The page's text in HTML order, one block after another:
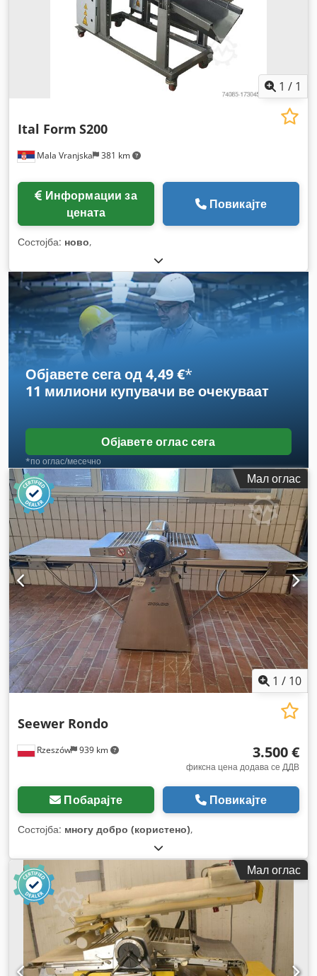
1 / 1
Mala Vranjska 381 km
Ital Form S200
цената
Повикајте
Состојба: ново,
Објавете сега од 4,49 €*
11 милиони купувачи ве очекуваат
Објавете оглас сега
*по оглас/месечно
Мал оглас
1 / 10
Rzeszów 939 km
Seewer Rondo
3.500 €
фиксна цена додава се ДДВ
Побарајте Повикајте
Состојба: многу добро (користено),
Мал оглас